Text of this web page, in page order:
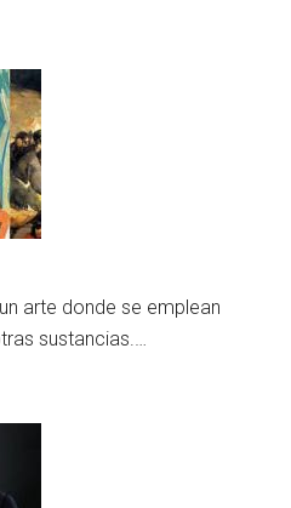
arte donde se emplean
sustancias.…